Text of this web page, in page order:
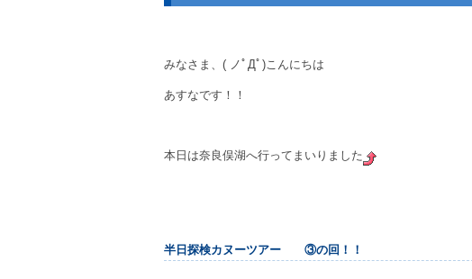
みなさま、( ノﾟДﾟ)こんにちは
あすなです！！
本日は奈良俣湖へ行ってまいりました
半日探検カヌーツアー ③の回！！